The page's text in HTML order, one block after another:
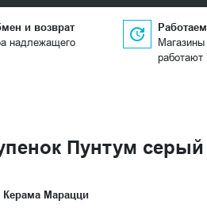
и возврат
надлежащего
Пунтум
Керама Марацци